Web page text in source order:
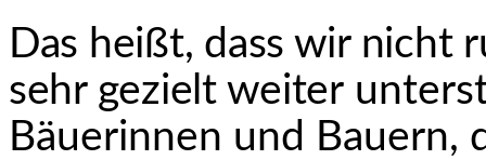
Das heißt, dass wir nicht
sehr gezielt weiter
Bäuerinnen und Bauern,